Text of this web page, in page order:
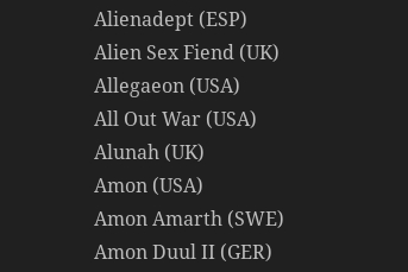
Alienadept (ESP)
Alien Sex Fiend (UK)
Allegaeon (USA)
All Out War (USA)
Alunah (UK)
Amon (USA)
Amon Amarth (SWE)
Amon Duul II (GER)